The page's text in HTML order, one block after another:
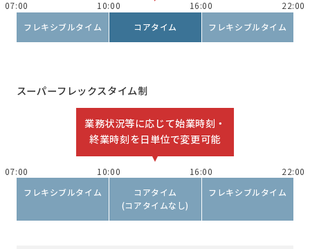
07:00 10:00 16:00 22:00
フレキシブルタイム コアタイム フレキシブルタイム
スーパーフレックスタイム制
業務状況等に応じて始業時刻・
終業時刻を日単位で変更可能
07:00 10:00 16:00 22:00
フレキシブルタイム
コアタイム
(コアタイムなし)
フレキシブルタイム